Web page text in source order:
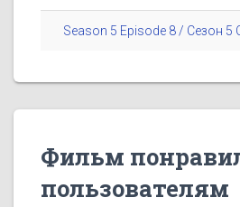
Season 5 Episode 8 / Сезон 5
Фильм
пользователям